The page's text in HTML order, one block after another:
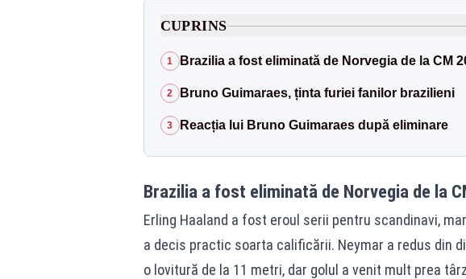
CUPRINS
1 Brazilia a fost eliminată de Norvegia de la CM
2 Bruno Guimaraes, ținta furiei fanilor brazilieni
3 Reacția lui Bruno Guimaraes după eliminare
Brazilia a fost eliminată de Norvegia de la
Erling Haaland a fost eroul serii pentru scandinavi,
a decis practic soarta calificării. Neymar a redus din
o lovitură de la 11 metri, dar golul a venit mult prea